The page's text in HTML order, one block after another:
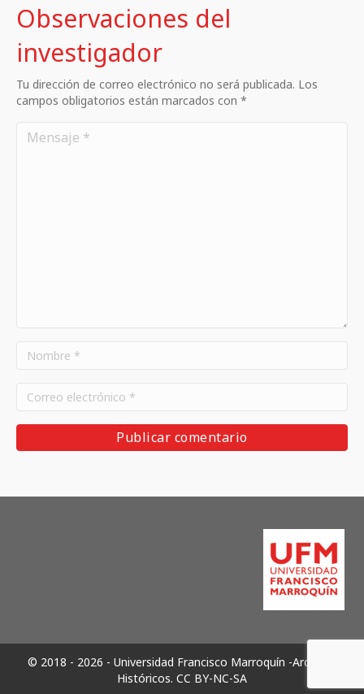
Observaciones del
investigador
Tu dirección de correo electrónico no será publicada. Los
campos obligatorios están marcados con *
© 2018 - 2026 - Universidad Francisco Marroquín -Archivos
Históricos. CC BY-NC-SA